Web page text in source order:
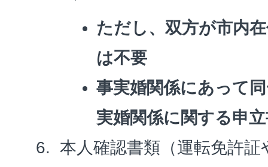
ただし、双方が市内
は不要
事実婚関係にあって
実婚関係に関する申
本人確認書類（運転免許